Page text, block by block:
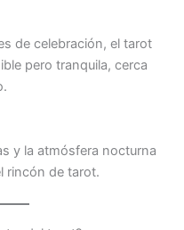
de celebración, el tarot
pero tranquila, cerca
y la atmósfera nocturna
rincón de tarot.